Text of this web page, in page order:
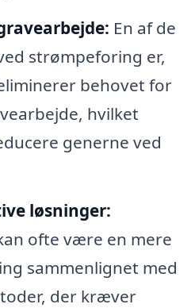
En af de
strømpeforing er,
behovet for
hvilket
generne ved
løsninger:
ofte være en mere
sammenlignet med
der kræver